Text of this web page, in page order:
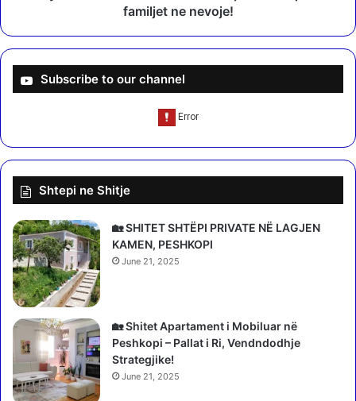
p
i
n
m
0
0
p
a
k
o
u
h
q
i
familjet ne nevoje!
Subscribe to our channel
Shtepi ne Shitje
🏡 SHITET SHTËPI PRIVATE NË LAGJEN
KAMEN, PESHKOPI
June 21, 2025
🏡 Shitet Apartament i Mobiluar në
Peshkopi – Pallat i Ri, Vendndodhje
Strategjike!
June 21, 2025